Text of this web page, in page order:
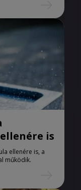
is
ellenére is, a
működik.